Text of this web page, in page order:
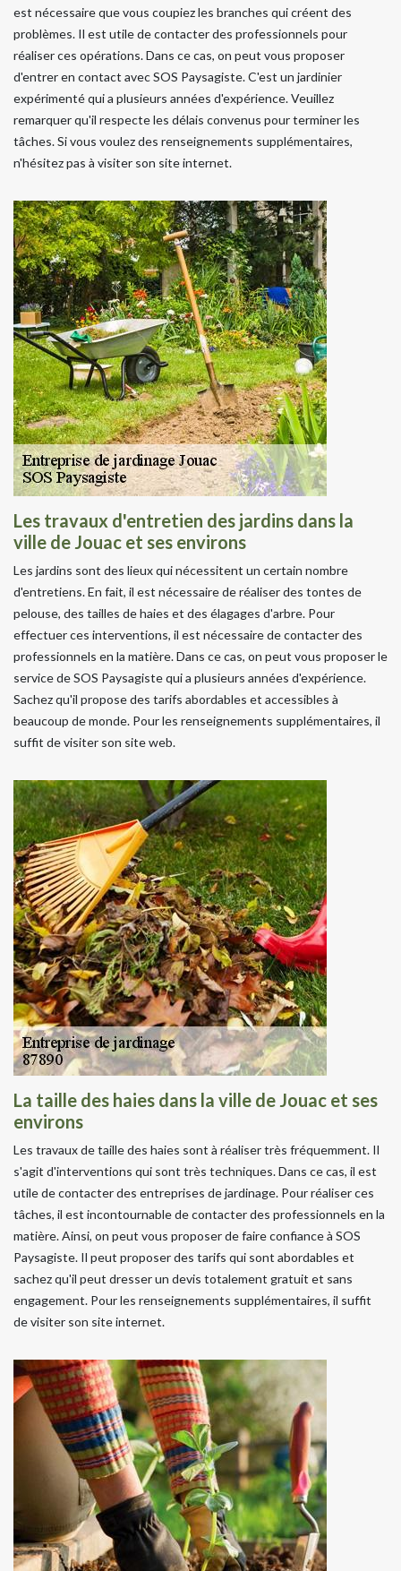
est nécessaire que vous coupiez les branches qui créent des
problèmes. Il est utile de contacter des professionnels pour
réaliser ces opérations. Dans ce cas, on peut vous proposer
d'entrer en contact avec SOS Paysagiste. C'est un jardinier
expérimenté qui a plusieurs années d'expérience. Veuillez
remarquer qu'il respecte les délais convenus pour terminer les
tâches. Si vous voulez des renseignements supplémentaires,
n'hésitez pas à visiter son site internet.
Les travaux d'entretien des jardins dans la
ville de Jouac et ses environs
Les jardins sont des lieux qui nécessitent un certain nombre
d'entretiens. En fait, il est nécessaire de réaliser des tontes de
pelouse, des tailles de haies et des élagages d'arbre. Pour
effectuer ces interventions, il est nécessaire de contacter des
professionnels en la matière. Dans ce cas, on peut vous proposer le
service de SOS Paysagiste qui a plusieurs années d'expérience.
Sachez qu'il propose des tarifs abordables et accessibles à
beaucoup de monde. Pour les renseignements supplémentaires, il
suffit de visiter son site web.
La taille des haies dans la ville de Jouac et ses
environs
Les travaux de taille des haies sont à réaliser très fréquemment. Il
s'agit d'interventions qui sont très techniques. Dans ce cas, il est
utile de contacter des entreprises de jardinage. Pour réaliser ces
tâches, il est incontournable de contacter des professionnels en la
matière. Ainsi, on peut vous proposer de faire confiance à SOS
Paysagiste. Il peut proposer des tarifs qui sont abordables et
sachez qu'il peut dresser un devis totalement gratuit et sans
engagement. Pour les renseignements supplémentaires, il suffit
de visiter son site internet.